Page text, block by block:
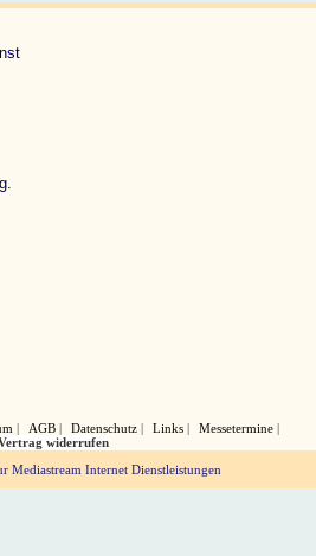
AGB Datenschutz Links
Messetermine
widerrufen
Mediastream Internet Dienstleistungen